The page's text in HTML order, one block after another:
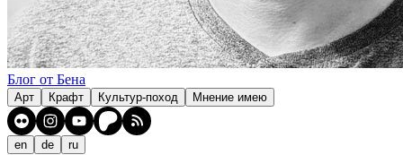
Блог от Бена
Арт Крафт Культур-поход Мнение имею
en de ru